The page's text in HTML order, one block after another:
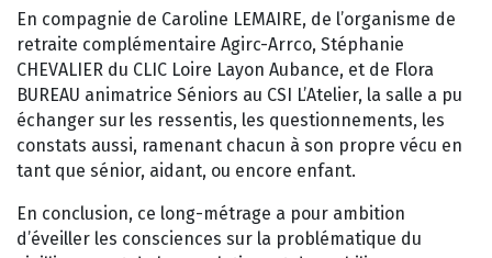
En compagnie de Caroline LEMAIRE, de l’organisme de
retraite complémentaire Agirc-Arrco, Stéphanie
CHEVALIER du CLIC Loire Layon Aubance, et de Flora
BUREAU animatrice Séniors au CSI L’Atelier, la salle a pu
échanger sur les ressentis, les questionnements, les
constats aussi, ramenant chacun à son propre vécu en
tant que sénior, aidant, ou encore enfant.
En conclusion, ce long-métrage a pour ambition
d’éveiller les consciences sur la problématique du